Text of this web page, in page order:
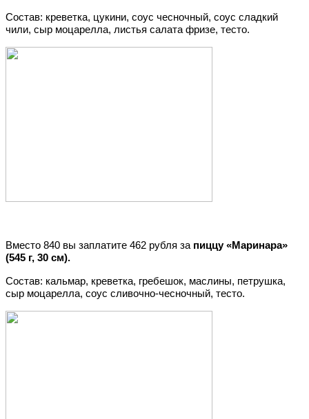
Состав: креветка, цукини, соус чесночный, соус сладкий
чили, сыр моцарелла, листья салата фризе, тесто.
Вместо 840 вы заплатите 462 рубля за пиццу «Маринара»
(545 г, 30 см).
Состав: кальмар, креветка, гребешок, маслины, петрушка,
сыр моцарелла, соус сливочно-чесночный, тесто.